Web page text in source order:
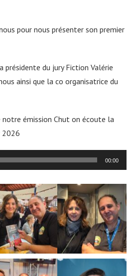
pour nous présenter son premier
présidente du jury Fiction Valérie
ainsi que la co organisatrice du
notre émission Chut on écoute la
2026
00:00